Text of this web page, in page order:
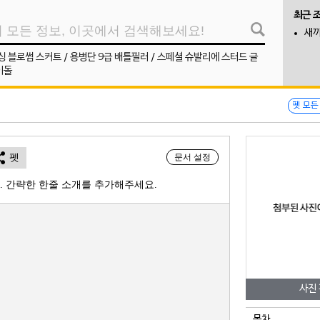
블로썸 스커트 / 용병단 9급 배틀필러 / 스페셜 슈발리에 스터드 글
돌
최근
새
펫 모
문서 설정
펫
간략한 한줄 소개를 추가해주세요.
사진